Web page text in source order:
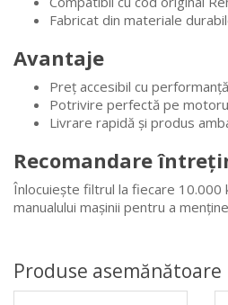
Fabricat din materiale
Avantaje
Preț accesibil cu
Potrivire perfectă pe
Livrare rapidă și produs
Recomandare
Înlocuiește filtrul la fiecare 10.000
manualului mașinii pentru a
Produse asemănătoare